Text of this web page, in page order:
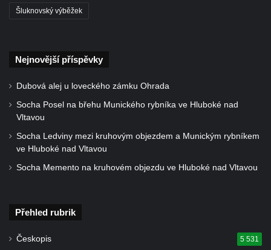
Kříž na rozcestí v severní části Touchovic
Kříž na vstupní bráně na hřbitov v Opočně u
Loun
Kříž na ohradní zdi fary čp. 1 v Opočně
Kříž u kostela Nanebevzetí Panny Marie v
Opočně
Kříž u železniční zastávky Opočno u Loun
Kříž u křižovatky ulic Chomutovská,
Centrální kříž hřbitova ve Všestudech
Šluknovský výběžek
Nejnovější příspěvky
Dubová alej u loveckého zámku Ohrada
Socha Posel na břehu Munického rybníka ve Hluboké nad
Vltavou
Socha Ledviny mezi kruhovým objezdem a Munickým rybníkem
ve Hluboké nad Vltavou
Socha Memento na kruhovém objezdu ve Hluboké nad Vltavou
Přehled rubrik
Českopis 5 531